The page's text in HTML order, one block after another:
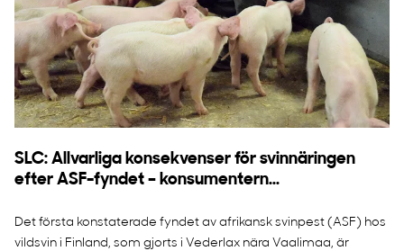
SLC: Allvarliga konsekvenser för svinnäringen
efter ASF-fyndet – konsumentern...
Det första konstaterade fyndet av afrikansk svinpest (ASF) hos
vildsvin i Finland, som gjorts i Vederlax nära Vaalimaa, är